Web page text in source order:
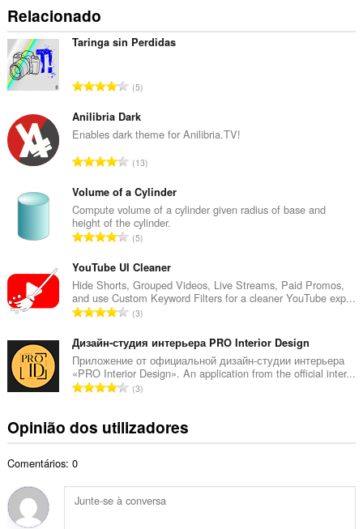
Relacionado
Taringa sin Perdidas
N
m
e
o
o
t
a
d
e
a
v
l
i
a
ç
e
s
5
Anilibria Dark
Enables dark theme for Anilibria.TV!
N
m
e
r
o
o
t
a
d
e
a
v
l
i
õ
e
13
Volume of a Cylinder
Compute volume of a cylinder given radius of base and
height of the cylinder.
N
m
e
r
o
o
t
a
e
a
l
5
YouTube UI Cleaner
Hide Shorts, Grouped Videos, Live Streams, Paid Promos,
and use Custom Keyword Filters for a cleaner YouTube exp...
N
m
e
r
o
o
t
d
e
3
Дизайн-студия интерьера PRO Interior Design
Приложение от официальной дизайн-студии интерьера
«PRO Interior Design». An application from the official inter...
N
m
e
t
o
3
Opinião dos utilizadores
Comentários: 0